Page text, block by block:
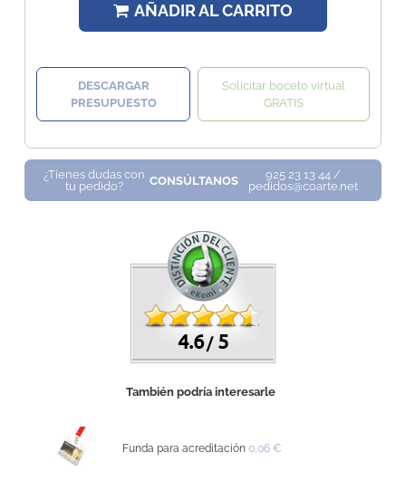
AÑADIR AL CARRITO
DESCARGAR
PRESUPUESTO
Solicitar boceto virtual
GRATIS
¿Tienes dudas con
tu pedido?
CONSÚLTANOS
925 23 13 44 /
pedidos@coarte.net
4.6 /5
También podría interesarle
Funda para acreditación 0,06 €